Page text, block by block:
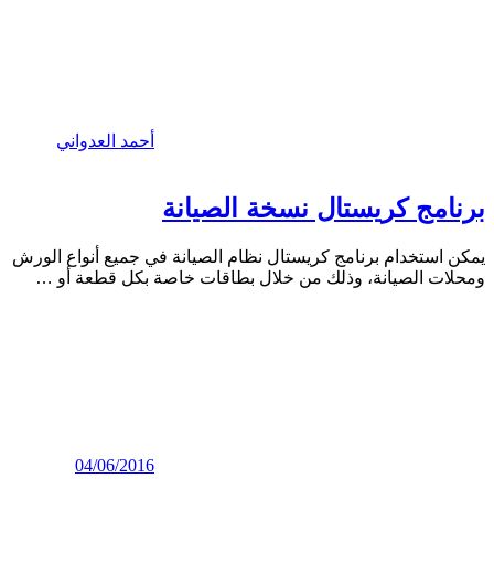
أحمد العدواني
برنامج كريستال نسخة الصيانة
يمكن استخدام برنامج كريستال نظام الصيانة في جميع أنواع الورش
ومحلات الصيانة، وذلك من خلال بطاقات خاصة بكل قطعة أو …
04/06/2016